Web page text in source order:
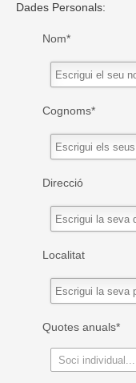
Dades Personals:
Nom*
Cognoms*
Direcció
Localitat
Quotes anuals*